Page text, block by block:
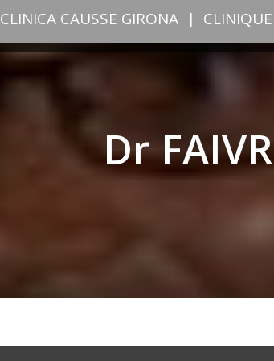
CLINICA CAUSSE GIRONA |
Dr